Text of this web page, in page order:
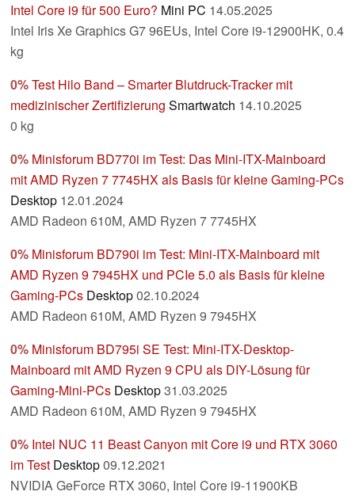
Intel Core i9 für 500 Euro? Mini PC 14.05.2025
Intel Iris Xe Graphics G7 96EUs, Intel Core i9-12900HK, 0.4
kg
0%Test Hilo Band – Smarter Blutdruck-Tracker mit
medizinischer Zertifizierung Smartwatch 14.10.2025
0 kg
0% Minisforum BD770i im Test: Das Mini-ITX-Mainboard
mit AMD Ryzen 7 7745HX als Basis für kleine Gaming-PCs
Desktop 12.01.2024
AMD Radeon 610M, AMD Ryzen 7 7745HX
0% Minisforum BD790i im Test: Mini-ITX-Mainboard mit
AMD Ryzen 9 7945HX und PCIe 5.0 als Basis für kleine
Gaming-PCs Desktop02.10.2024
AMD Radeon 610M, AMD Ryzen 9 7945HX
0% Minisforum BD795i SE Test: Mini-ITX-Desktop-
Mainboard mit AMD Ryzen 9 CPU als DIY-Lösung für
Gaming-Mini-PCs Desktop31.03.2025
AMD Radeon 610M, AMD Ryzen 9 7945HX
0% Intel NUC 11 Beast Canyon mit Core i9 und RTX 3060
im Test Desktop09.12.2021
NVIDIA GeForce RTX 3060, Intel Core i9-11900KB